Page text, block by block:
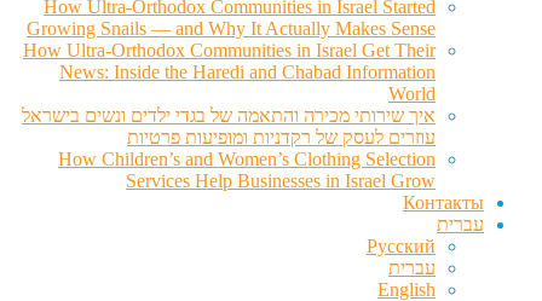
How Ultra-Orthodox Communities in Israel Started
Growing Snails — and Why It Actually Makes Sense
How Ultra-Orthodox Communities in Israel Get Their
News: Inside the Haredi and Chabad Information
World
איך שירותי מכירה והתאמה של בגדי ילדים ונשים בישראל
עוזרים לעסק של רקדניות ומופיעות פרטיות
How Children’s and Women’s Clothing Selection
Services Help Businesses in Israel Grow
Контакты
עברית
Русский
עברית
English